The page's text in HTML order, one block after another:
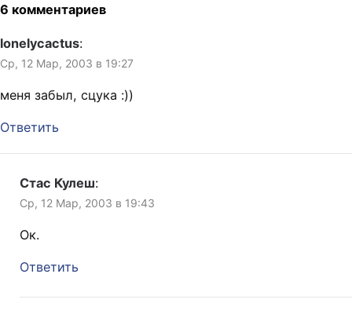
6 комментариев
lonelycactus:
Ср, 12 Мар, 2003 в 19:27
меня забыл, сцука :))
Ответить
Стас Кулеш:
Ср, 12 Мар, 2003 в 19:43
Ок.
Ответить